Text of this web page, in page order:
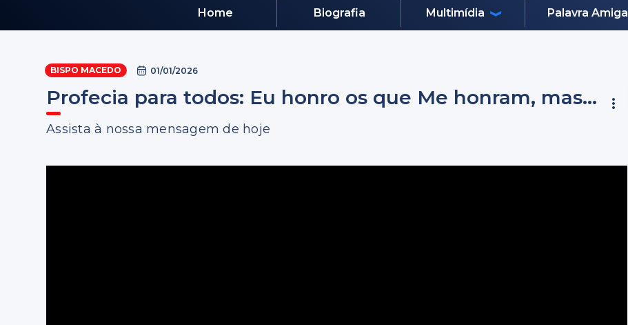
Home Biografia Multimídia Palavra Amiga
BISPO MACEDO 01/01/2026
Profecia para todos: Eu honro os que Me honram, mas...
Assista à nossa mensagem de hoje